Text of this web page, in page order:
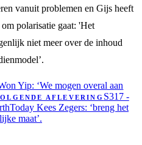
vanuit problemen en Gijs heeft
polarisatie gaat: 'Het
niet meer over de inhoud
Yip: ‘We mogen overal aan
AFLEVERING S317 -
Kees Zegers: ‘breng het
maat’.